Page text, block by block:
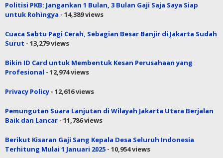
Politisi PKB: Jangankan 1 Bulan, 3 Bulan Gaji Saja Saya Siap
untuk Rohingya - 14,389 views
Cuaca Sabtu Pagi Cerah, Sebagian Besar Banjir di Jakarta Sudah
Surut - 13,279 views
Bikin ID Card untuk Membentuk Kesan Perusahaan yang
Profesional - 12,974 views
Privacy Policy - 12,616 views
Pemungutan Suara Lanjutan di Wilayah Jakarta Utara Berjalan
Baik dan Lancar - 11,786 views
Berikut Kisaran Gaji Sang Kepala Desa Seluruh Indonesia
Terhitung Mulai 1 Januari 2025 - 10,954 views